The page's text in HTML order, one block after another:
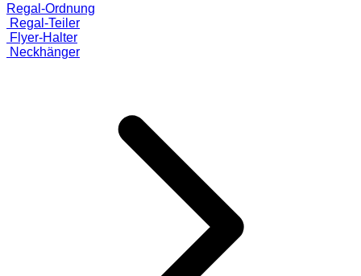
Regal-Ordnung
Regal-Teiler
Flyer-Halter
Neckhänger